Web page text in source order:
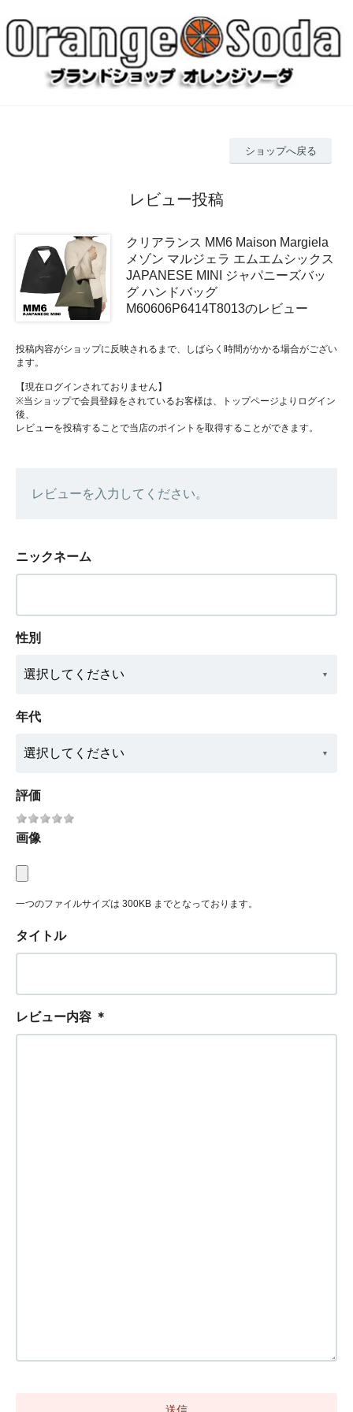
ショップへ戻る
レビュー投稿
クリアランス MM6 Maison Margiela
メゾン マルジェラ エムエムシックス
JAPANESE MINI ジャパニーズバッ
グ ハンドバッグ
M60606P6414T8013のレビュー
投稿内容がショップに反映されるまで、しばらく時間がかかる場合がござい
ます。
【現在ログインされておりません】
※当ショップで会員登録をされているお客様は、トップページよりログイン
後、
レビューを投稿することで当店のポイントを取得することができます。
レビューを入力してください。
ニックネーム
性別
年代
評価
画像
一つのファイルサイズは 300KB までとなっております。
タイトル
レビュー内容 ＊